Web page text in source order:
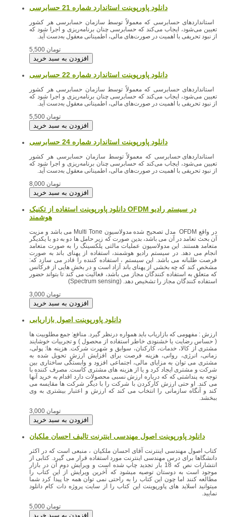
دانلود پاورپوینت استاندارد شماره 21 حسابرسی
استانداردهای حسابرسی که معمولاً توسط سازمان حسابرسی هر کشور
تعیین می‌شود، ایجاب می‌کند که حسابرسی چنان برنامه‌ریزی و اجرا شود که
از نبود تحریفی با اهمیت در صورت‌های مالی، اطمینانی معقول به‌دست آید.
5,500 تومان
دانلود پاورپوینت استاندارد شماره 22 حسابرسی
استانداردهای حسابرسی که معمولاً توسط سازمان حسابرسی هر کشور
تعیین می‌شود، ایجاب می‌کند که حسابرسی چنان برنامه‌ریزی و اجرا شود که
از نبود تحریفی با اهمیت در صورت‌های مالی، اطمینانی معقول به‌دست آید.
5,500 تومان
دانلود پاورپوینت استاندارد شماره 24 حسابرسی
استانداردهای حسابرسی که معمولاً توسط سازمان حسابرسی هر کشور
تعیین می‌شود، ایجاب می‌کند که حسابرسی چنان برنامه‌ریزی و اجرا شود که
از نبود تحریفی با اهمیت در صورت‌های مالی، اطمینانی معقول به‌دست آید.
8,000 تومان
دانلود پاورپوینت استفاده از تکنیک OFDM در سیستم رادیو
هوشمند
در واقع OFDM مدل تصحیح شده مدولاسیون Multi Tone می باشد و مزیت
آن بحث تعامد در آن می باشد، بدین صورت که زیر حامل ها دو به دو با یکدیگر
متعامد هستند. این مدولاسیون عملیات مالتی پلکسینگ را به صورت متعامد
انجام می دهد. در سیستم رادیو هوشمند، استفاده از پهنای باند به صورت
فرصت طلبانه می باشد. این سیستم ، استفاده کننده را قادر می سازد که:
مشخص کند که چه بخشی از پهنای باند آزاد است و در بخش هایی از فرکانس
که متعلق به استفاده کنندگان مجاز می باشد، فعالیت می کند تا بتواند حضور
استفاده کنندگان مجاز را تشخیص دهد. (Spectrum sensing)
3,000 تومان
دانلود پاورپوینت اصول بازاریابی
ارزش : مفهومی که بازارياب بايد همواره درنظر گيرد. منافع: جمع مطلوبيت ها
( حساس رضايت يا خشنودی خاطر استفاده از محصول ) و تجربيات خوشايند
مشتری از کالا، خدمات، کارکنان، سوابق و شهرت شرکت. هزينه ها: پولی،
زمانی، انرژی، روانی، هزينه فرصت برای افزايش ارزش تحويل شده به
مشتری می توان به مزايای مالی، اجتماعی افزود و وابستگی ساختاری بين
شرکت و مشتری ايجاد کرد و يا از هزينه های مشتری کاست. مصرف کننده با
توجه به پنداشتی که که درباره ارزش نسبی محصولات دارد اقدام به خريد آنها
می کند. او حتی ارزش کارکردن با شرکت را با ديگر شرکت ها مقايسه می
کند و آنگاه سازمانی را انتخاب می کند که ارزش و اعتبار بيشتری به وی
ببخشد.
3,000 تومان
دانلود پاورپوینت اصول مهندسی اینترنت تالیف احسان ملکیان
كتاب اصول مهندسی اينترنت آقای احسان ملكيان ، منبعی است كه در اكثر
دانشگاها برای درس مهندسی اينترنت مورد استفاده قرار می گيرد. كتابی از
انتشارات نص كه 18 بار تجديد چاپ شده است و ويرايش دوم آن در بازار
موجود است به دوستان توصيه میشود كه آخرين ويرايش از اين كتاب را
مطالعه كنند اما چون اين كتاب را به راحتی نمی توان همه جا پيدا كرد شما
میتوانید اسلاید های پاورپوینت این کتاب را از سایت پروژه دات کام دانلود
نمایید.
5,000 تومان